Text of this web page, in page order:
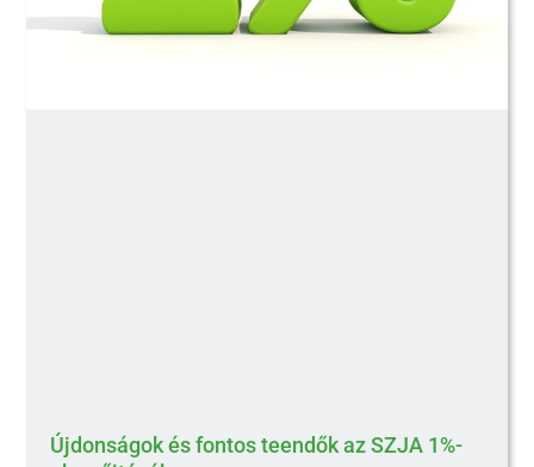
Újdonságok és fontos teendők az SZJA 1%-